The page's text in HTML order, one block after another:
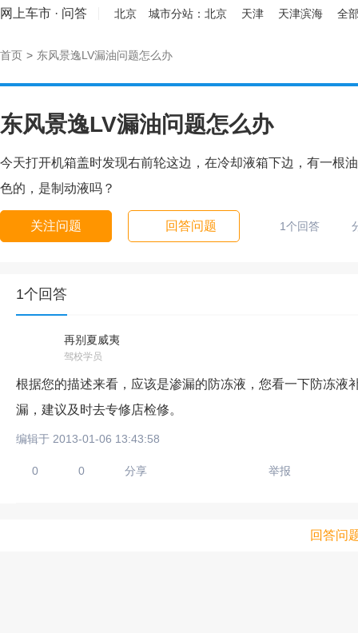
网上车市 · 问答 北京 城市分站： 北京 天津 天津滨海 全
首页 > 东风景逸LV漏油问题怎么办
东风景逸LV漏油问题怎么办
今天打开机箱盖时发现右前轮这边，在冷却液箱下边，有一根
色的，是制动液吗？
关注问题 回答问题 1个回答
1个回答
再别夏威夷
驾校学员
根据您的描述来看，应该是渗漏的防冻液，您看一下防冻液
漏，建议及时去专修店检修。
编辑于 2013-01-06 13:43:58
0 0 分享 举报
回答问